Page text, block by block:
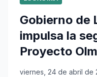
Gobierno de
impulsa la
Proyecto
viernes, 24 de abril de